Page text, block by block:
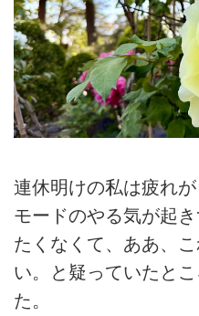
連休明けの私は疲れ
モードのやる気が起
たくなくて、ああ、こ
い。と疑っていたと
た。